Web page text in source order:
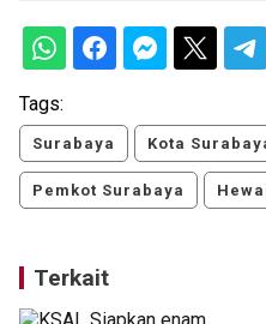
Tags:
Surabaya Kota
Pemkot Surabaya
Terkait